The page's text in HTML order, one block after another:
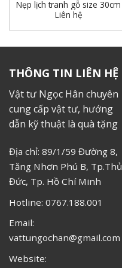
Nẹp lịch tranh gỗ size 30cm
Liên hệ
THÔNG TIN LIÊN HỆ
Vật tư Ngọc Hân chuyên
cung cấp vật tư, hướng
dẫn kỹ thuật là quà tặng
Địa chỉ: 89/1/59 Đường 8,
Tăng Nhơn Phú B, Tp.Thủ
Đức, Tp. Hồ Chí Minh
Hotline: 0767.188.001
Email:
vattungochan@gmail.com
Website: